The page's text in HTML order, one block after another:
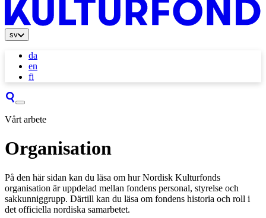
sv
da
en
fi
Vårt arbete
Organisation
På den här sidan kan du läsa om hur Nordisk Kulturfonds
organisation är uppdelad mellan fondens personal, styrelse och
sakkunniggrupp. Därtill kan du läsa om fondens historia och roll i
det officiella nordiska samarbetet.